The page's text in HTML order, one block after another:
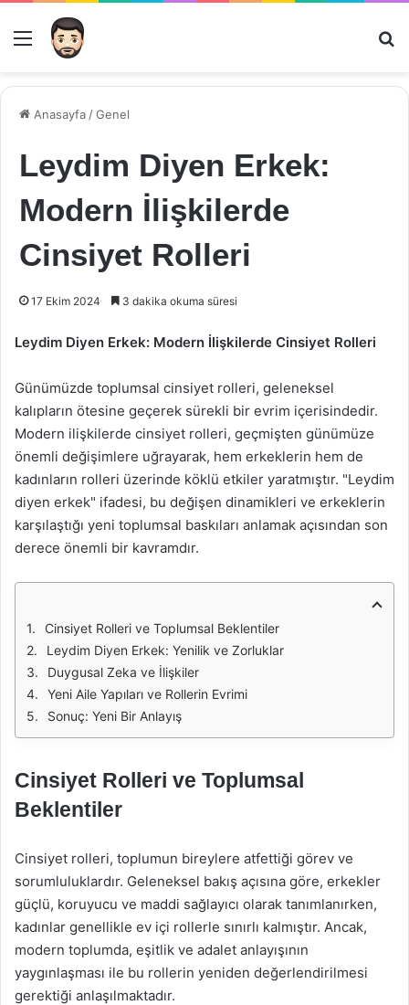
Menü
Anasayfa /Genel
Leydim Diyen Erkek:
Modern İlişkilerde
Cinsiyet Rolleri
17 Ekim 2024 3 dakika okuma süresi
Leydim Diyen Erkek: Modern İlişkilerde Cinsiyet Rolleri
Günümüzde toplumsal cinsiyet rolleri, geleneksel
kalıpların ötesine geçerek sürekli bir evrim içerisindedir.
Modern ilişkilerde cinsiyet rolleri, geçmişten günümüze
önemli değişimlere uğrayarak, hem erkeklerin hem de
kadınların rolleri üzerinde köklü etkiler yaratmıştır. "Leydim
diyen erkek" ifadesi, bu değişen dinamikleri ve erkeklerin
karşılaştığı yeni toplumsal baskıları anlamak açısından son
derece önemli bir kavramdır.
Cinsiyet Rolleri ve Toplumsal Beklentiler
Leydim Diyen Erkek: Yenilik ve Zorluklar
Duygusal Zeka ve İlişkiler
Yeni Aile Yapıları ve Rollerin Evrimi
Sonuç: Yeni Bir Anlayış
Cinsiyet Rolleri ve Toplumsal
Beklentiler
Cinsiyet rolleri, toplumun bireylere atfettiği görev ve
sorumluluklardır. Geleneksel bakış açısına göre, erkekler
güçlü, koruyucu ve maddi sağlayıcı olarak tanımlanırken,
kadınlar genellikle ev içi rollerle sınırlı kalmıştır. Ancak,
modern toplumda, eşitlik ve adalet anlayışının
yaygınlaşması ile bu rollerin yeniden değerlendirilmesi
gerektiği anlaşılmaktadır.